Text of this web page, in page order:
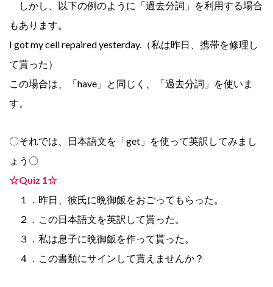
しかし、以下の例のように「過去分詞」を利用する場合
もあります。
I got my cell repaired yesterday.（私は昨日、携帯を修理し
て貰った）
この場合は、「have」と同じく、「過去分詞」を使いま
す。
〇それでは、日本語文を「get」を使って英訳してみまし
ょう〇
☆Quiz 1☆
１．昨日、彼氏に晩御飯をおごってもらった。
２．この日本語文を英訳して貰った。
３．私は息子に晩御飯を作って貰った。
４．この書類にサインして貰えませんか？